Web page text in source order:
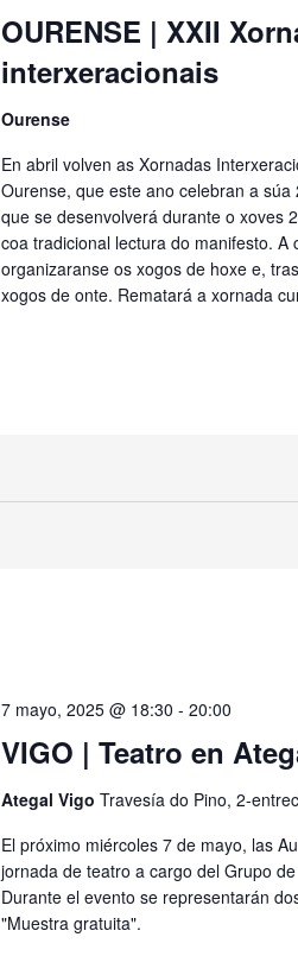
OURENSE | XXII
interxeracionais
Ourense
En abril volven as Xornadas
Ourense, que este ano celebran a súa
que se desenvolverá durante o xoves
coa tradicional lectura do manifesto. A
organizaranse os xogos de hoxe e,
xogos de onte. Rematará a xornada
VIGO | Teatro en
7 mayo, 2025 @ 18:30 - 20:00
Ategal Vigo Travesía do Pino, 2-
El próximo miércoles 7 de mayo, las
jornada de teatro a cargo del Grupo
Durante el evento se representarán
"Muestra gratuita".